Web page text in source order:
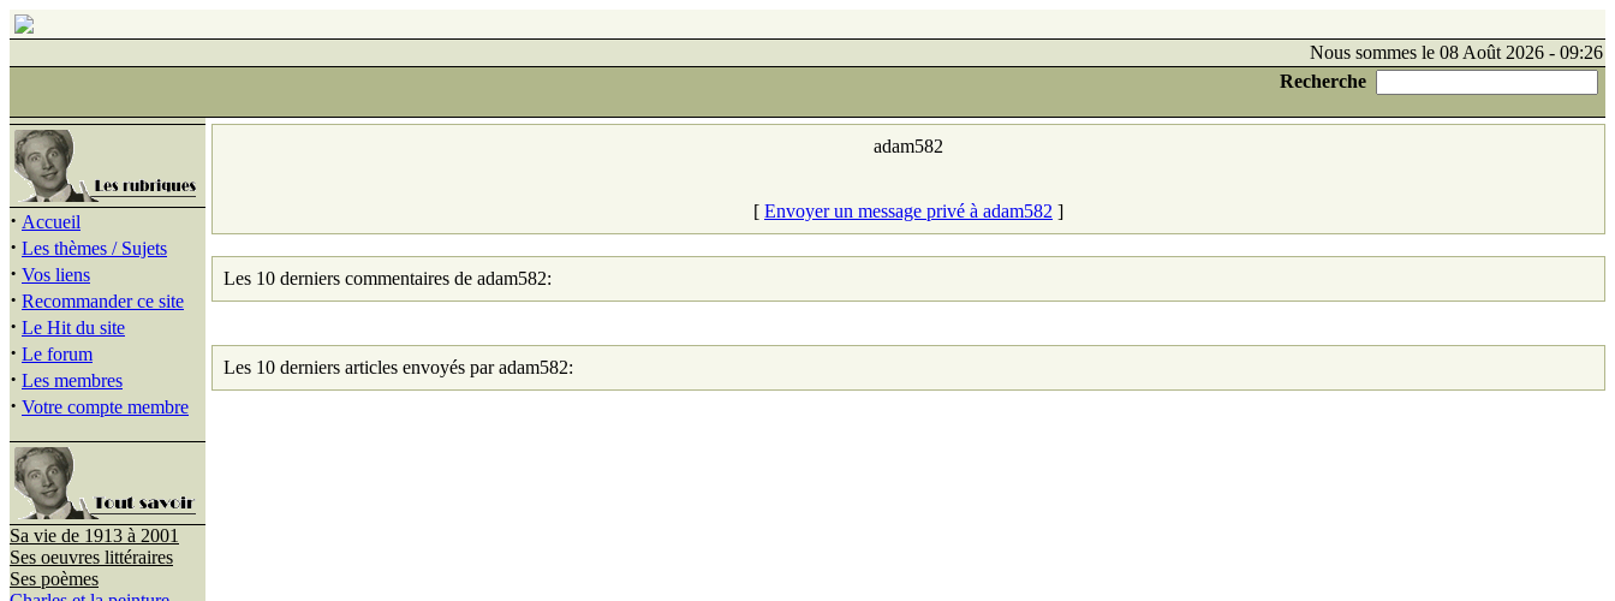
Nous sommes le 08 Août 2026 - 09:26
Recherche
· Accueil
· Les thèmes / Sujets
· Vos liens
· Recommander ce site
· Le Hit du site
· Le forum
· Les membres
· Votre compte membre
Sa vie de 1913 à 2001
Ses oeuvres littéraires
Ses poèmes
adam582
[ Envoyer un message privé à adam582 ]
Les 10 derniers commentaires de adam582:
Les 10 derniers articles envoyés par adam582: